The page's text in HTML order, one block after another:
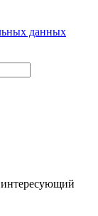
данных
интересующий